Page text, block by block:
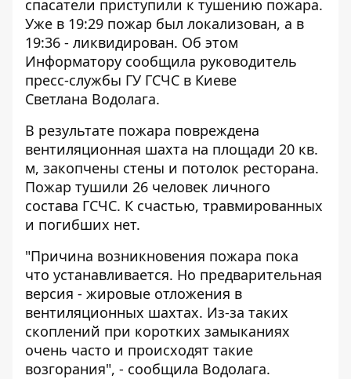
спасатели приступили к тушению пожара.
Уже в 19:29 пожар был локализован, а в
19:36 - ликвидирован. Об этом
Информатору сообщила руководитель
пресс-службы ГУ ГСЧС в Киеве
Светлана Водолага.
В результате пожара повреждена
вентиляционная шахта на площади 20 кв.
м, закопчены стены и потолок ресторана.
Пожар тушили 26 человек личного
состава ГСЧС. К счастью, травмированных
и погибших нет.
"Причина возникновения пожара пока
что устанавливается. Но предварительная
версия - жировые отложения в
вентиляционных шахтах. Из-за таких
скоплений при коротких замыканиях
очень часто и происходят такие
возгорания", - сообщила Водолага.